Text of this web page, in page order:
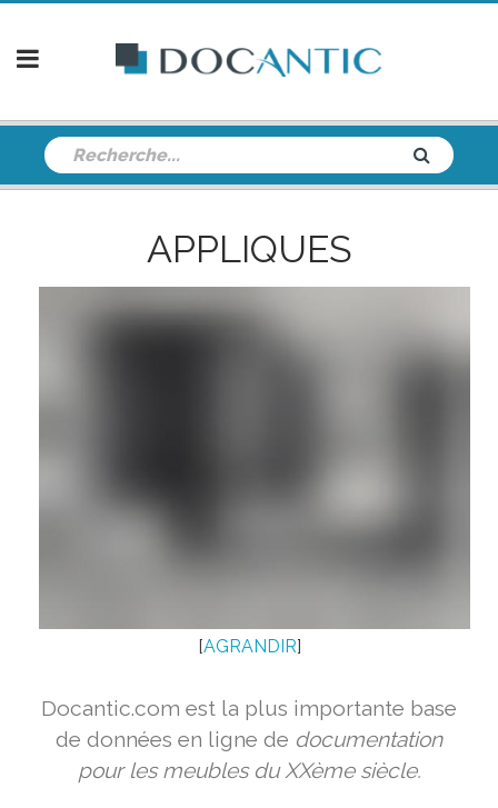
APPLIQUES
[AGRANDIR]
Docantic.com est la plus importante base
de données en ligne de documentation
pour les meubles du XXème siècle.